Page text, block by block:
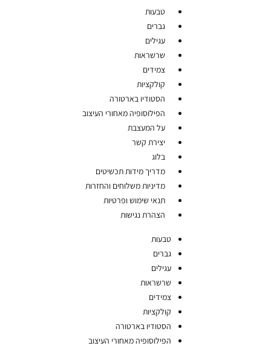
טבעות
גברים
עגילים
שרשראות
צמידים
קולקציות
הסטודיו בארטורה
הפילוסופיה מאחורי העיצוב
על המעצבת
יצירת קשר
בלוג
מדריך מידות תכשיטים
מדיניות משלוחים והחזרות
תנאי שימוש ופרטיות
הצהרת נגישות
טבעות
גברים
עגילים
שרשראות
צמידים
קולקציות
הסטודיו בארטורה
הפילוסופיה מאחורי העיצוב